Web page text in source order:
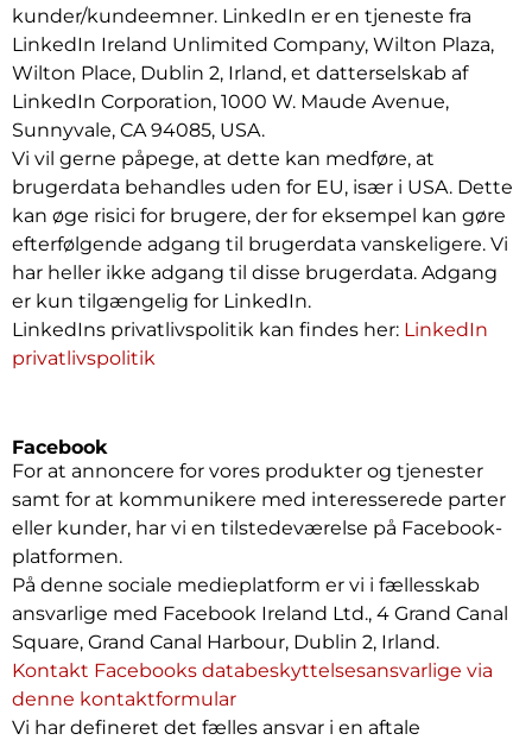
kunder/kundeemner. LinkedIn er en tjeneste fra
LinkedIn Ireland Unlimited Company, Wilton Plaza,
Wilton Place, Dublin 2, Irland, et datterselskab af
LinkedIn Corporation, 1000 W. Maude Avenue,
Sunnyvale, CA 94085, USA.
Vi vil gerne påpege, at dette kan medføre, at
brugerdata behandles uden for EU, især i USA. Dette
kan øge risici for brugere, der for eksempel kan gøre
efterfølgende adgang til brugerdata vanskeligere. Vi
har heller ikke adgang til disse brugerdata. Adgang
er kun tilgængelig for LinkedIn.
LinkedIns privatlivspolitik kan findes her: LinkedIn
privatlivspolitik
Facebook
For at annoncere for vores produkter og tjenester
samt for at kommunikere med interesserede parter
eller kunder, har vi en tilstedeværelse på Facebook-
platformen.
På denne sociale medieplatform er vi i fællesskab
ansvarlige med Facebook Ireland Ltd., 4 Grand Canal
Square, Grand Canal Harbour, Dublin 2, Irland.
Kontakt Facebooks databeskyttelsesansvarlige via
denne kontaktformular
Vi har defineret det fælles ansvar i en aftale